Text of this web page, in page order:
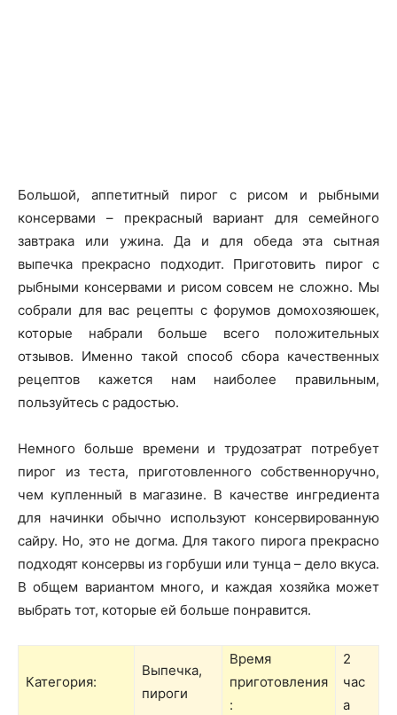
Большой, аппетитный пирог с рисом и рыбными
консервами – прекрасный вариант для семейного
завтрака или ужина. Да и для обеда эта сытная
выпечка прекрасно подходит. Приготовить пирог с
рыбными консервами и рисом совсем не сложно. Мы
собрали для вас рецепты с форумов домохозяюшек,
которые набрали больше всего положительных
отзывов. Именно такой способ сбора качественных
рецептов кажется нам наиболее правильным,
пользуйтесь с радостью.
Немного больше времени и трудозатрат потребует
пирог из теста, приготовленного собственноручно,
чем купленный в магазине. В качестве ингредиента
для начинки обычно используют консервированную
сайру. Но, это не догма. Для такого пирога прекрасно
подходят консервы из горбуши или тунца – дело вкуса.
В общем вариантом много, и каждая хозяйка может
выбрать тот, которые ей больше понравится.
Категория:
Выпечка,
пироги
Время
приготовления
:
2
час
а